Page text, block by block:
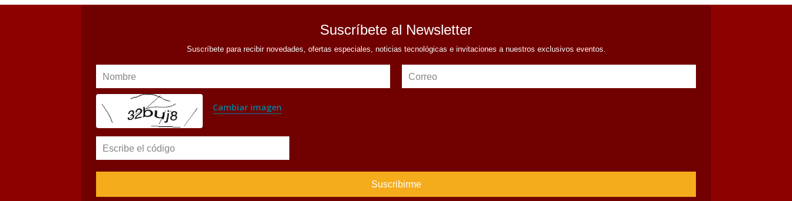
Suscríbete al Newsletter
Suscríbete para recibir novedades, ofertas especiales, noticias tecnológicas e invitaciones a nuestros exclusivos eventos.
Nombre Correo
Cambiar imagen
Escribe el código